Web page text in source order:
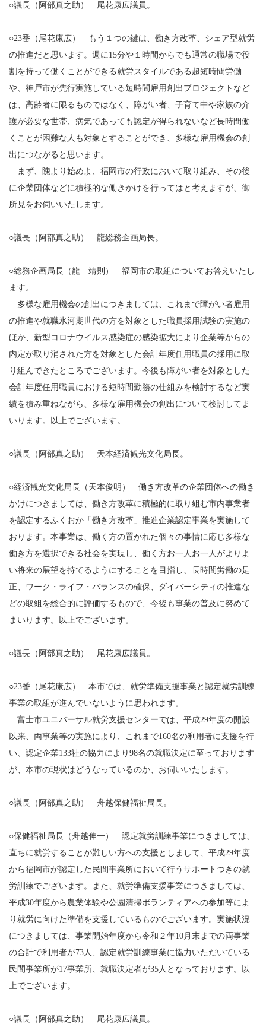
○議長（阿部真之助） 尾花康広議員。
○23番（尾花康広） もう１つの鍵は、働き方改革、シェア型就労
の推進だと思います。週に15分や１時間からでも通常の職場で役
割を持って働くことができる就労スタイルである超短時間労働
や、神戸市が先行実施している短時間雇用創出プロジェクトなど
は、高齢者に限るものではなく、障がい者、子育て中や家族の介
護が必要な世帯、病気であっても認定が得られないなど長時間働
くことが困難な人も対象とすることができ、多様な雇用機会の創
出につながると思います。
まず、隗より始めよ、福岡市の行政において取り組み、その後
に企業団体などに積極的な働きかけを行ってはと考えますが、御
所見をお伺いいたします。
○議長（阿部真之助） 龍総務企画局長。
○総務企画局長（龍 靖則） 福岡市の取組についてお答えいたし
ます。
多様な雇用機会の創出につきましては、これまで障がい者雇用
の推進や就職氷河期世代の方を対象とした職員採用試験の実施の
ほか、新型コロナウイルス感染症の感染拡大により企業等からの
内定が取り消された方を対象とした会計年度任用職員の採用に取
り組んできたところでございます。今後も障がい者を対象とした
会計年度任用職員における短時間勤務の仕組みを検討するなど実
績を積み重ねながら、多様な雇用機会の創出について検討してま
いります。以上でございます。
○議長（阿部真之助） 天本経済観光文化局長。
○経済観光文化局長（天本俊明） 働き方改革の企業団体への働き
かけにつきましては、働き方改革に積極的に取り組む市内事業者
を認定するふくおか「働き方改革」推進企業認定事業を実施して
おります。本事業は、働く方の置かれた個々の事情に応じ多様な
働き方を選択できる社会を実現し、働く方お一人お一人がよりよ
い将来の展望を持てるようにすることを目指し、長時間労働の是
正、ワーク・ライフ・バランスの確保、ダイバーシティの推進な
どの取組を総合的に評価するもので、今後も事業の普及に努めて
まいります。以上でございます。
○議長（阿部真之助） 尾花康広議員。
○23番（尾花康広） 本市では、就労準備支援事業と認定就労訓練
事業の取組が進んでいないように思われます。
富士市ユニバーサル就労支援センターでは、平成29年度の開設
以来、両事業等の実施により、これまで160名の利用者に支援を行
い、認定企業133社の協力により98名の就職決定に至っております
が、本市の現状はどうなっているのか、お伺いいたします。
○議長（阿部真之助） 舟越保健福祉局長。
○保健福祉局長（舟越伸一） 認定就労訓練事業につきましては、
直ちに就労することが難しい方への支援としまして、平成29年度
から福岡市が認定した民間事業所において行うサポートつきの就
労訓練でございます。また、就労準備支援事業につきましては、
平成30年度から農業体験や公園清掃ボランティアへの参加等によ
り就労に向けた準備を支援しているものでございます。実施状況
につきましては、事業開始年度から令和２年10月末までの両事業
の合計で利用者が73人、認定就労訓練事業に協力いただいている
民間事業所が17事業所、就職決定者が35人となっております。以
上でございます。
○議長（阿部真之助） 尾花康広議員。